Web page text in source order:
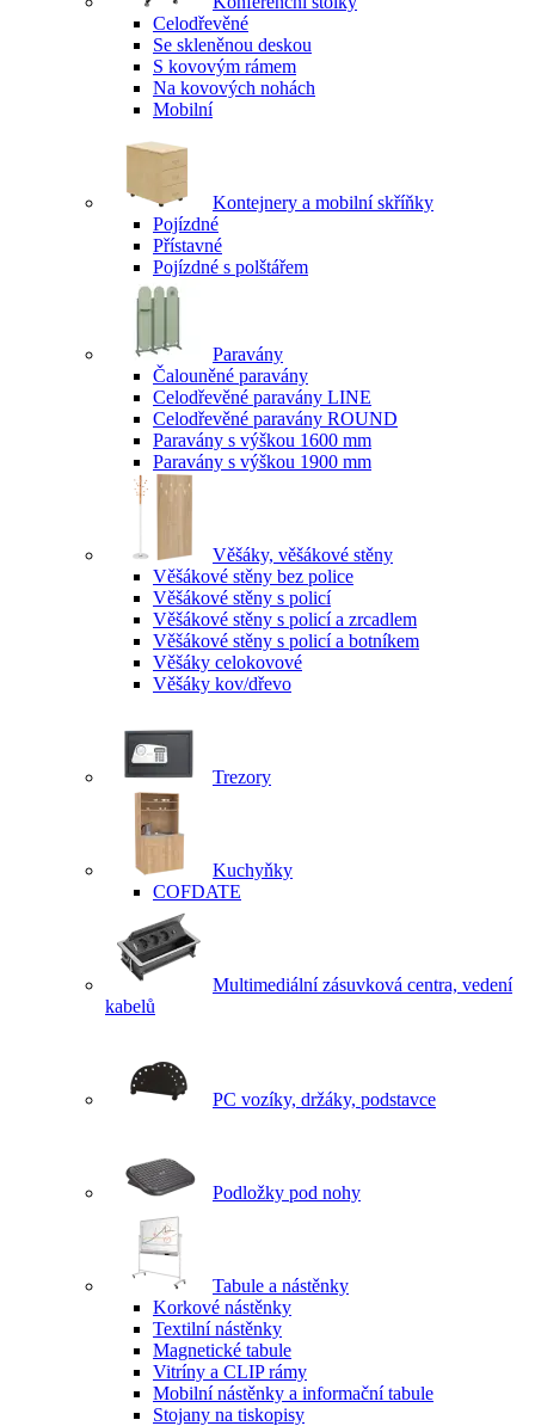
Celodřevěné
Se skleněnou deskou
S kovovým rámem
Na kovových nohách
Mobilní
Kontejnery a mobilní skříňky
Pojízdné
Přístavné
Pojízdné s polštářem
Paravány
Čalouněné paravány
Celodřevěné paravány LINE
Celodřevěné paravány ROUND
Paravány s výškou 1600 mm
Paravány s výškou 1900 mm
Věšáky, věšákové stěny
Věšákové stěny bez police
Věšákové stěny s policí
Věšákové stěny s policí a zrcadlem
Věšákové stěny s policí a botníkem
Věšáky celokovové
Věšáky kov/dřevo
Trezory
Kuchyňky
COFDATE
Multimediální zásuvková centra, vedení
kabelů
PC vozíky, držáky, podstavce
Podložky pod nohy
Tabule a nástěnky
Korkové nástěnky
Textilní nástěnky
Magnetické tabule
Vitríny a CLIP rámy
Mobilní nástěnky a informační tabule
Stojany na tiskopisy